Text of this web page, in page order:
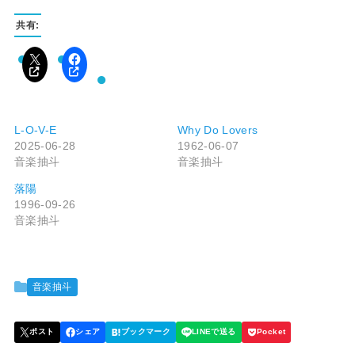
共有:
L-O-V-E
2025-06-28
音楽抽斗
Why Do Lovers
1962-06-07
音楽抽斗
落陽
1996-09-26
音楽抽斗
音楽抽斗